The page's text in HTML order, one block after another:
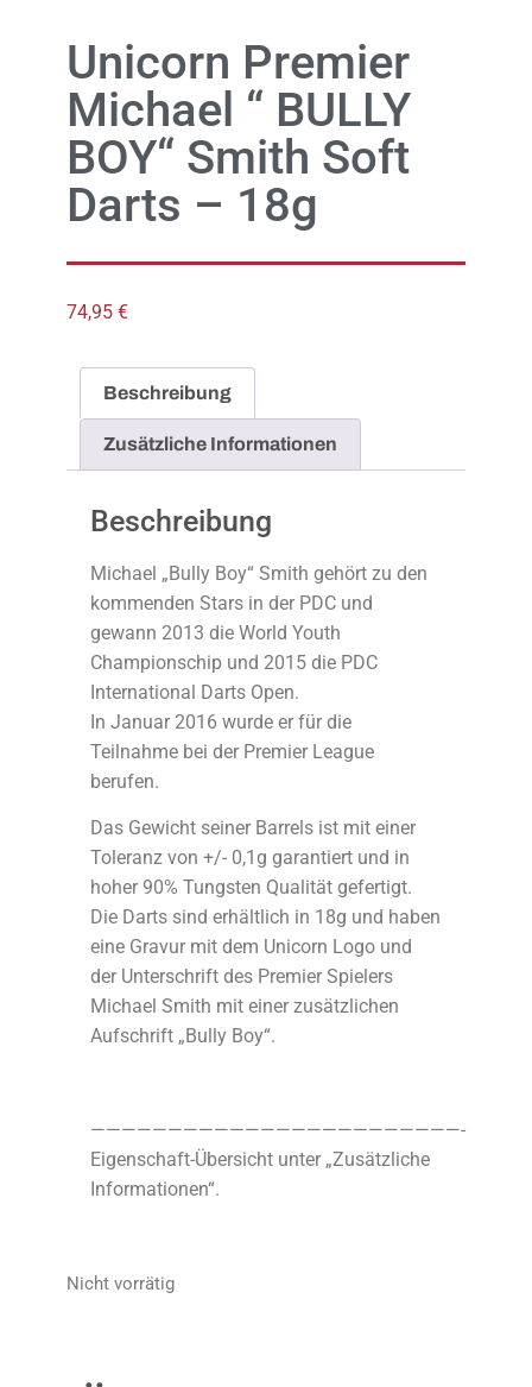
Unicorn Premier
Michael “ BULLY
BOY“ Smith Soft
Darts – 18g
74,95 €
Beschreibung
Zusätzliche Informationen
Beschreibung
Michael „Bully Boy“ Smith gehört zu den
kommenden Stars in der PDC und
gewann 2013 die World Youth
Championschip und 2015 die PDC
International Darts Open.
In Januar 2016 wurde er für die
Teilnahme bei der Premier League
berufen.
Das Gewicht seiner Barrels ist mit einer
Toleranz von +/- 0,1g garantiert und in
hoher 90% Tungsten Qualität gefertigt.
Die Darts sind erhältlich in 18g und haben
eine Gravur mit dem Unicorn Logo und
der Unterschrift des Premier Spielers
Michael Smith mit einer zusätzlichen
Aufschrift „Bully Boy“.
————————————————————————-
Eigenschaft-Übersicht unter „Zusätzliche
Informationen“.
Nicht vorrätig